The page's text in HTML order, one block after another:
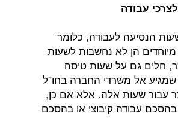
עבודה
הנסיעה לעבודה, כלומר
הן לא נחשבות לשעות
חלים גם על שעות טיסה
שמגיע אל משרדי החברה בחו"ל
עבור שעות אלה. אלא אם כן,
עבודה קיבוצי או בהסכם